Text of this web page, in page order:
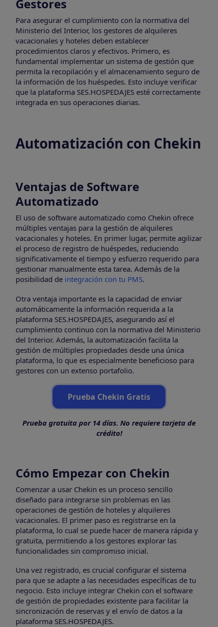
Gestores
Para asegurar el cumplimiento con la normativa del
Ministerio del Interior, los gestores de alquileres
vacacionales y hoteles deben establecer
procedimientos claros y efectivos. Primero, es
fundamental implementar un sistema de gestión que
permita la recopilación y el almacenamiento seguro de
la información de los huéspedes. Esto incluye verificar
que la plataforma SES.HOSPEDAJES esté correctamente
integrada en sus operaciones diarias.
Automatización con Chekin
Ventajas de Software
Automatizado
El uso de software automatizado como Chekin ofrece
múltiples ventajas para la gestión de alquileres
vacacionales y hoteles. En primer lugar, permite agilizar
el proceso de registro de huéspedes, reduciendo
significativamente el tiempo y esfuerzo requerido para
gestionar manualmente esta tarea. Además de la
posibilidad de integración con tu PMS.
Otra ventaja importante es la capacidad de enviar
automáticamente la información requerida a la
plataforma SES.HOSPEDAJES, asegurando así el
cumplimiento continuo con la normativa del Ministerio
del Interior. Además, la automatización facilita la
gestión de múltiples propiedades desde una única
plataforma, lo que es especialmente beneficioso para
gestores con un extenso portafolio.
Prueba Chekin Gratis
Prueba gratuita por 14 días. No requiere tarjeta de
crédito!
Cómo Empezar con Chekin
Comenzar a usar Chekin es un proceso sencillo
diseñado para integrarse sin problemas en las
operaciones de gestión de hoteles y alquileres
vacacionales. El primer paso es registrarse en la
plataforma, lo cual se puede hacer de manera rápida y
gratuita, permitiendo a los gestores explorar las
funcionalidades sin compromiso inicial.
Una vez registrado, es crucial configurar el sistema
para que se adapte a las necesidades específicas de tu
negocio. Esto incluye integrar Chekin con el software
de gestión de propiedades existente para facilitar la
sincronización de reservas y el envío de datos a la
plataforma SES.HOSPEDAJES.